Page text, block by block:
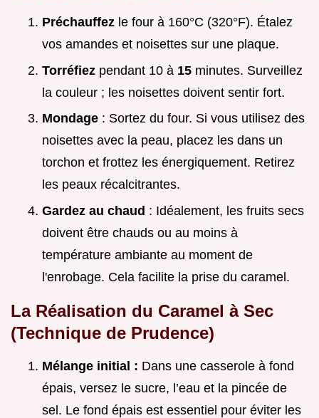
Préchauffez le four à 160°C (320°F). Étalez
vos amandes et noisettes sur une plaque.
Torréfiez pendant 10 à 15 minutes. Surveillez
la couleur ; les noisettes doivent sentir fort.
Mondage : Sortez du four. Si vous utilisez des
noisettes avec la peau, placez les dans un
torchon et frottez les énergiquement. Retirez
les peaux récalcitrantes.
Gardez au chaud : Idéalement, les fruits secs
doivent être chauds ou au moins à
température ambiante au moment de
l'enrobage. Cela facilite la prise du caramel.
La Réalisation du Caramel à Sec
(Technique de Prudence)
Mélange initial : Dans une casserole à fond
épais, versez le sucre, l’eau et la pincée de
sel. Le fond épais est essentiel pour éviter les